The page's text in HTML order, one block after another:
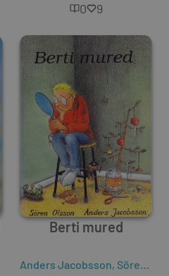
0 9
Berti mured
Anders Jacobsson, Sören Olsson